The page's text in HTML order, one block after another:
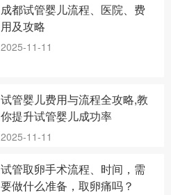
成都试管婴儿流程、医院、费
用及攻略
2025-11-11
试管婴儿费用与流程全攻略,教
你提升试管婴儿成功率
2025-11-11
试管取卵手术流程、时间，需
要做什么准备，取卵痛吗？